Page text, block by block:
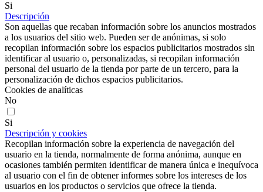
Si
Descripción
Son aquellas que recaban información sobre los anuncios mostrados
a los usuarios del sitio web. Pueden ser de anónimas, si solo
recopilan información sobre los espacios publicitarios mostrados sin
identificar al usuario o, personalizadas, si recopilan información
personal del usuario de la tienda por parte de un tercero, para la
personalización de dichos espacios publicitarios.
Cookies de analíticas
No
Si
Descripción y cookies
Recopilan información sobre la experiencia de navegación del
usuario en la tienda, normalmente de forma anónima, aunque en
ocasiones también permiten identificar de manera única e inequívoca
al usuario con el fin de obtener informes sobre los intereses de los
usuarios en los productos o servicios que ofrece la tienda.